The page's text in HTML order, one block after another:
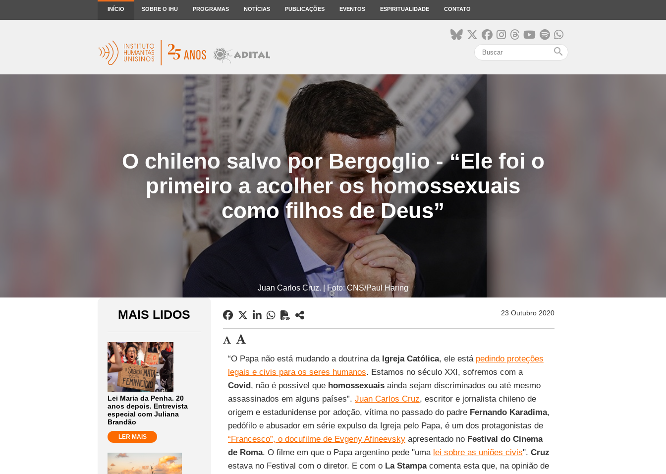
INÍCIO SOBRE O IHU PROGRAMAS NOTÍCIAS PUBLICAÇÕES EVENTOS ESPIRITUALIDADE CONTATO
search
O chileno salvo por Bergoglio - “Ele foi o
primeiro a acolher os homossexuais
como filhos de Deus”
Juan Carlos Cruz. | Foto: CNS/Paul Haring
MAIS LIDOS
Lei Maria da Penha. 20
anos depois. Entrevista
especial com Juliana
Brandão
LER MAIS
23 Outubro 2020
“O Papa não está mudando a doutrina da Igreja Católica, ele está pedindo proteções
legais e civis para os seres humanos. Estamos no século XXI, sofremos com a
Covid, não é possível que homossexuaisainda sejam discriminados ou até mesmo
assassinados em alguns países”. Juan Carlos Cruz, escritor e jornalista chileno de
origem e estadunidense por adoção, vítima no passado do padre Fernando Karadima,
pedófilo e abusador em série expulso da Igreja pelo Papa, é um dos protagonistas de
“Francesco”, o docufilme de Evgeny Afineevskyapresentado noFestival do Cinema
de Roma. O filme em que o Papa argentino pede "uma lei sobre as uniões civis". Cruz
estava no Festival com o diretor. E com o La Stampacomenta esta que, na opinião de